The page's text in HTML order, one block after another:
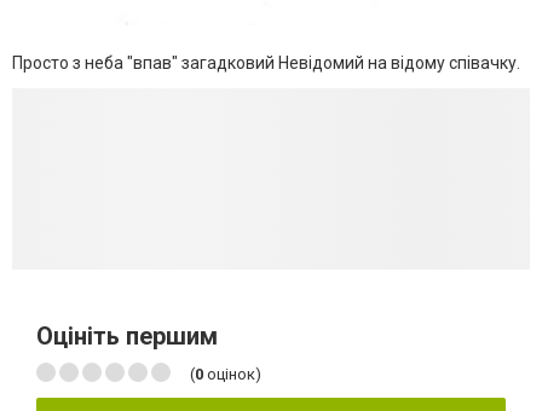
Просто з неба "впав" загадковий Невідомий на відому співачку.
Оцініть першим
(0 оцінок)